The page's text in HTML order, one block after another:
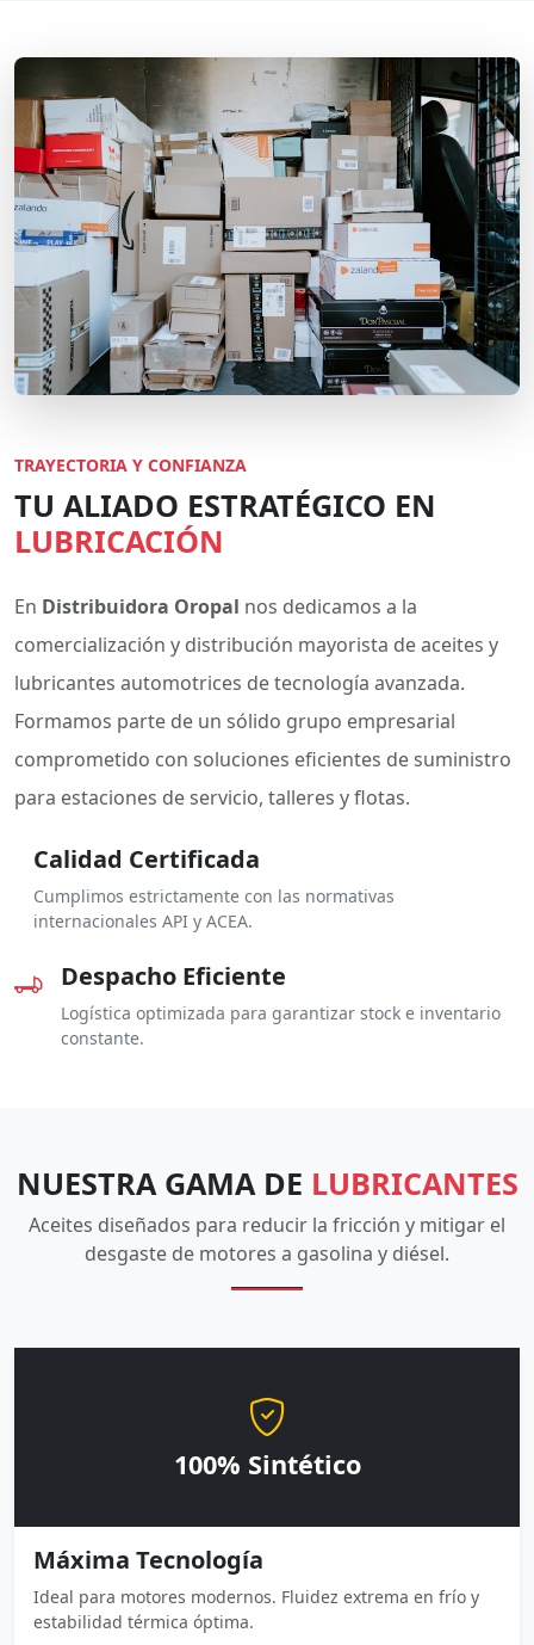
TRAYECTORIA Y CONFIANZA
TU ALIADO ESTRATÉGICO EN
LUBRICACIÓN
En Distribuidora Oropal nos dedicamos a la
comercialización y distribución mayorista de aceites y
lubricantes automotrices de tecnología avanzada.
Formamos parte de un sólido grupo empresarial
comprometido con soluciones eficientes de suministro
para estaciones de servicio, talleres y flotas.
Calidad Certificada
Cumplimos estrictamente con las normativas
internacionales API y ACEA.
Despacho Eficiente
Logística optimizada para garantizar stock e inventario
constante.
NUESTRA GAMA DE LUBRICANTES
Aceites diseñados para reducir la fricción y mitigar el
desgaste de motores a gasolina y diésel.
100% Sintético
Máxima Tecnología
Ideal para motores modernos. Fluidez extrema en frío y
estabilidad térmica óptima.